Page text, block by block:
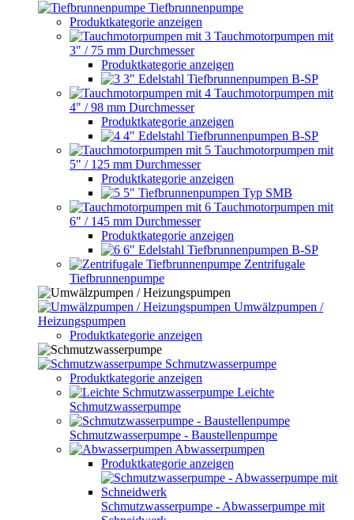
Tiefbrunnenpumpe
Produktkategorie anzeigen
Tauchmotorpumpen mit
3" / 75 mm Durchmesser
Produktkategorie anzeigen
3" Edelstahl Tiefbrunnenpumpen B-SP
Tauchmotorpumpen mit
4" / 98 mm Durchmesser
Produktkategorie anzeigen
4" Edelstahl Tiefbrunnenpumpen B-SP
Tauchmotorpumpen mit
5" / 125 mm Durchmesser
Produktkategorie anzeigen
5" Tiefbrunnenpumpen Typ SMB
Tauchmotorpumpen mit
6" / 145 mm Durchmesser
Produktkategorie anzeigen
6" Edelstahl Tiefbrunnenpumpen B-SP
Zentrifugale
Tiefbrunnenpumpe
Umwälzpumpen /
Heizungspumpen
Produktkategorie anzeigen
Schmutzwasserpumpe
Produktkategorie anzeigen
Leichte
Schmutzwasserpumpe
Schmutzwasserpumpe - Baustellenpumpe
Abwasserpumpen
Produktkategorie anzeigen
Schmutzwasserpumpe - Abwasserpumpe mit